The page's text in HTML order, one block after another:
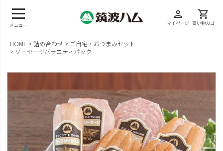
メニュー
person
マイページ
shopping_cart
買い物カゴ
HOME 詰め合わせ
ご自宅・おつまみセット
ソーセージバラエティパック